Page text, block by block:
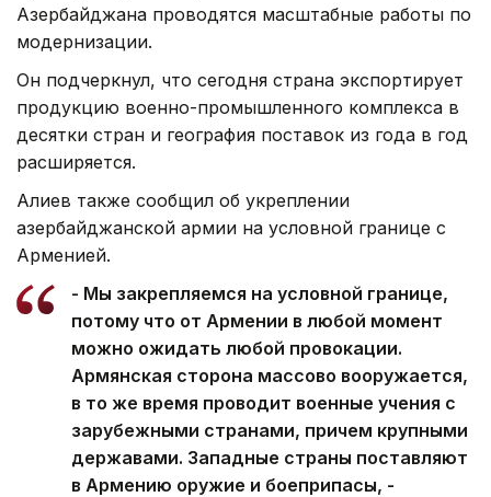
Азербайджана проводятся масштабные работы по
модернизации.
Он подчеркнул, что сегодня страна экспортирует
продукцию военно-промышленного комплекса в
десятки стран и география поставок из года в год
расширяется.
Алиев также сообщил об укреплении
азербайджанской армии на условной границе с
Арменией.
- Мы закрепляемся на условной границе,
потому что от Армении в любой момент
можно ожидать любой провокации.
Армянская сторона массово вооружается,
в то же время проводит военные учения с
зарубежными странами, причем крупными
державами. Западные страны поставляют
в Армению оружие и боеприпасы, -